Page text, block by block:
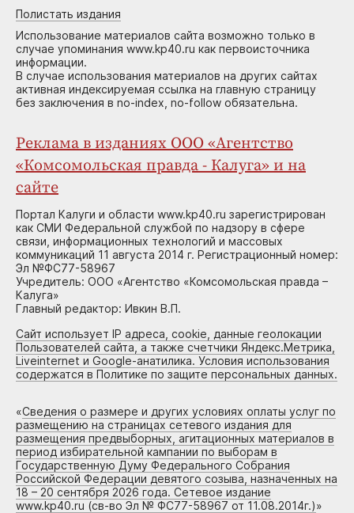
Полистать издания
Использование материалов сайта возможно только в
случае упоминания www.kp40.ru как первоисточника
информации.
В случае использования материалов на других сайтах
активная индексируемая ссылка на главную страницу
без заключения в no-index, no-follow обязательна.
Реклама в изданиях ООО «Агентство
«Комсомольская правда - Калуга» и на
сайте
Портал Калуги и области www.kp40.ru зарегистрирован
как СМИ Федеральной службой по надзору в сфере
связи, информационных технологий и массовых
коммуникаций 11 августа 2014 г. Регистрационный номер:
Эл №ФС77-58967
Учредитель: ООО «Агентство «Комсомольская правда –
Калуга»
Главный редактор: Ивкин В.П.
Сайт использует IP адреса, cookie, данные геолокации
Пользователей сайта, а также счетчики Яндекс.Метрика,
Liveinternet и Google-анатилика. Условия использования
содержатся в Политике по защите персональных данных.
«Сведения о размере и других условиях оплаты услуг по
размещению на страницах сетевого издания для
размещения предвыборных, агитационных материалов в
период избирательной кампании по выборам в
Государственную Думу Федерального Собрания
Российской Федерации девятого созыва, назначенных на
18 – 20 сентября 2026 года. Сетевое издание
www.kp40.ru (св-во Эл № ФС77-58967 от 11.08.2014г.)»